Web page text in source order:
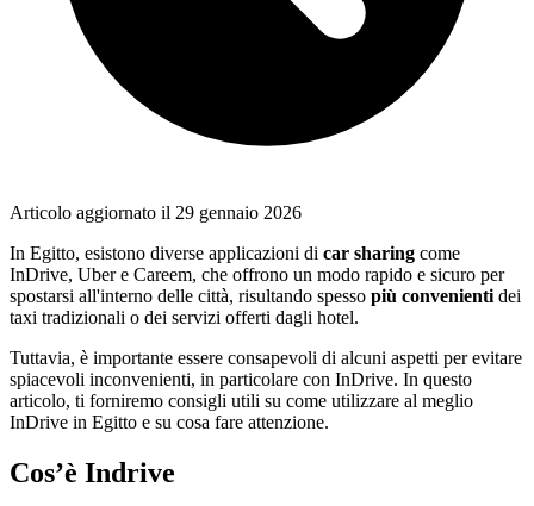
Articolo aggiornato il 29 gennaio 2026
In Egitto, esistono diverse applicazioni di car sharing come
InDrive, Uber e Careem, che offrono un modo rapido e sicuro per
spostarsi all'interno delle città, risultando spesso più convenienti dei
taxi tradizionali o dei servizi offerti dagli hotel.
Tuttavia, è importante essere consapevoli di alcuni aspetti per evitare
spiacevoli inconvenienti, in particolare con InDrive. In questo
articolo, ti forniremo consigli utili su come utilizzare al meglio
InDrive in Egitto e su cosa fare attenzione.
Cos’è Indrive